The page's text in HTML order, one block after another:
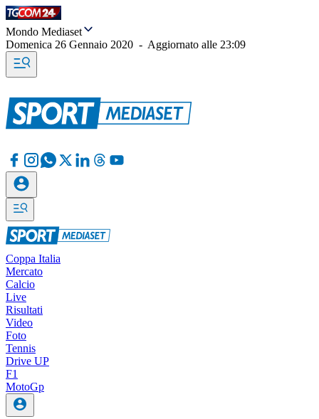
Mondo Mediaset
Domenica 26 Gennaio 2020 - Aggiornato alle 23:09
Coppa Italia
Mercato
Calcio
Live
Risultati
Video
Foto
Tennis
Drive UP
F1
MotoGp